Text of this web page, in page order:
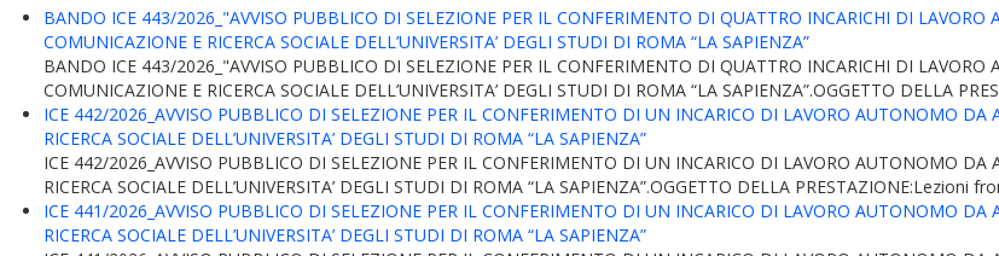
BANDO ICE 443/2026_"AVVISO PUBBLICO DI SELEZIONE PER IL CONFERIMENTO DI QUATTRO INCARICHI DI
COMUNICAZIONE E RICERCA SOCIALE DELL’UNIVERSITA’ DEGLI STUDI DI ROMA “LA SAPIENZA”
BANDO ICE 443/2026_"AVVISO PUBBLICO DI SELEZIONE PER IL CONFERIMENTO DI QUATTRO INCARICHI DI
COMUNICAZIONE E RICERCA SOCIALE DELL’UNIVERSITA’ DEGLI STUDI DI ROMA “LA SAPIENZA”.OGGETTO DELLA
ICE 442/2026_AVVISO PUBBLICO DI SELEZIONE PER IL CONFERIMENTO DI UN INCARICO DI LAVORO AUTONOMO
RICERCA SOCIALE DELL’UNIVERSITA’ DEGLI STUDI DI ROMA “LA SAPIENZA”
ICE 442/2026_AVVISO PUBBLICO DI SELEZIONE PER IL CONFERIMENTO DI UN INCARICO DI LAVORO AUTONOMO
RICERCA SOCIALE DELL’UNIVERSITA’ DEGLI STUDI DI ROMA “LA SAPIENZA”.OGGETTO DELLA PRESTAZIONE:Lezioni
ICE 441/2026_AVVISO PUBBLICO DI SELEZIONE PER IL CONFERIMENTO DI UN INCARICO DI LAVORO AUTONOMO
RICERCA SOCIALE DELL’UNIVERSITA’ DEGLI STUDI DI ROMA “LA SAPIENZA”